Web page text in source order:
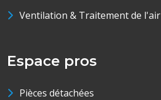
Ventilation & Traitement de l'air
Espace pros
Pièces détachées